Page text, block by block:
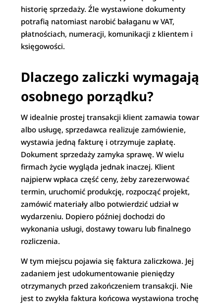
historię sprzedaży. Źle wystawione dokumenty
potrafią natomiast narobić bałaganu w VAT,
płatnościach, numeracji, komunikacji z klientem i
księgowości.
Dlaczego zaliczki wymagają
osobnego porządku?
W idealnie prostej transakcji klient zamawia towar
albo usługę, sprzedawca realizuje zamówienie,
wystawia jedną fakturę i otrzymuje zapłatę.
Dokument sprzedaży zamyka sprawę. W wielu
firmach życie wygląda jednak inaczej. Klient
najpierw wpłaca część ceny, żeby zarezerwować
termin, uruchomić produkcję, rozpocząć projekt,
zamówić materiały albo potwierdzić udział w
wydarzeniu. Dopiero później dochodzi do
wykonania usługi, dostawy towaru lub finalnego
rozliczenia.
W tym miejscu pojawia się faktura zaliczkowa. Jej
zadaniem jest udokumentowanie pieniędzy
otrzymanych przed zakończeniem transakcji. Nie
jest to zwykła faktura końcowa wystawiona trochę